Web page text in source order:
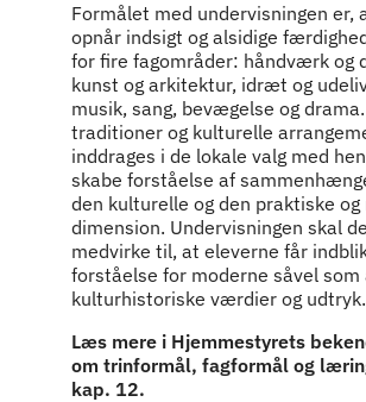
Formålet med undervisningen er,
opnår indsigt og alsidige
for fire fagområder: håndværk og
kunst og arkitektur, idræt og
musik, sang, bevægelse og
traditioner og kulturelle
inddrages i de lokale valg med
skabe forståelse af
den kulturelle og den praktiske og
dimension. Undervisningen skal
medvirke til, at eleverne får
forståelse for moderne såvel
kulturhistoriske værdier og udtryk.
Læs mere i Hjemmestyrets
om trinformål, fagformål og
kap. 12.